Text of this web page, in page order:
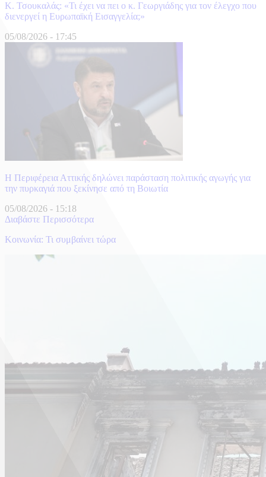
Κ. Τσουκαλάς: «Τι έχει να πει ο κ. Γεωργιάδης για τον έλεγχο που
διενεργεί η Ευρωπαϊκή Εισαγγελία;»
05/08/2026 - 17:45
Η Περιφέρεια Αττικής δηλώνει παράσταση πολιτικής αγωγής για
την πυρκαγιά που ξεκίνησε από τη Βοιωτία
05/08/2026 - 15:18
Διαβάστε Περισσότερα
Κοινωνία: Τι συμβαίνει τώρα